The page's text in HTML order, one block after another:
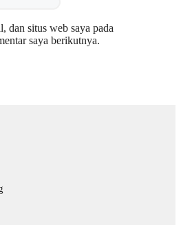
dan situs web saya pada
saya berikutnya.